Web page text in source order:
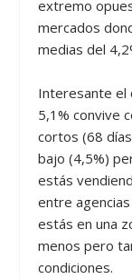
extremo
mercados
medias del
Interesante el
5,1% convive
cortos (68
bajo (4,5%)
estás
entre
estás en una
menos pero
condiciones.